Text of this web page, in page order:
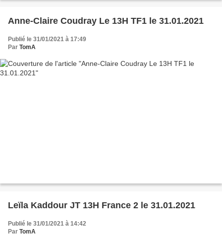
Anne-Claire Coudray Le 13H TF1 le 31.01.2021
Publié le 31/01/2021 à 17:49
Par TomA
Leïla Kaddour JT 13H France 2 le 31.01.2021
Publié le 31/01/2021 à 14:42
Par TomA